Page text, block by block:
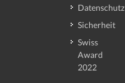
Datenschutz
Sicherheit
Swiss
Award
2022